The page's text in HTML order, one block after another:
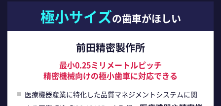
極小サイズの歯車がほしい
前田精密製作所
最小0.25ミリメートルピッチ
精密機械向けの極小歯車に対応できる
医療機器産業に特化した品質マネジメントシステムに関